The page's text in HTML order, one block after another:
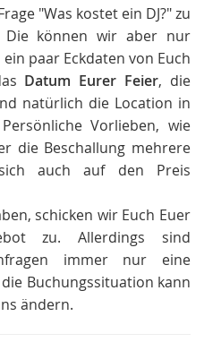
"Was kostet ein DJ?" zu
Die können wir aber nur
paar Eckdaten von Euch
Datum Eurer Feier, die
natürlich die Location in
Vorlieben, wie
die Beschallung mehrere
auch auf den Preis
schicken wir Euch Euer
zu. Allerdings sind
immer nur eine
Buchungssituation kann
ändern.